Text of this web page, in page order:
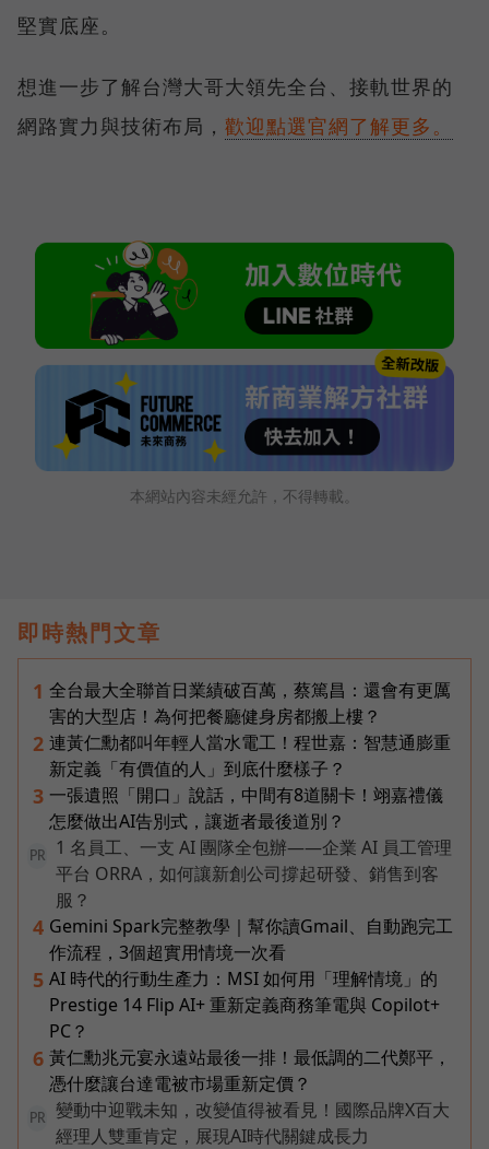
堅實底座。
想進一步了解台灣大哥大領先全台、接軌世界的
網路實力與技術布局， 歡迎點選官網了解更多。
本網站內容未經允許，不得轉載。
即時熱門文章
1 全台最大全聯首日業績破百萬，蔡篤昌：還會有更厲
害的大型店！為何把餐廳健身房都搬上樓？
2 連黃仁勳都叫年輕人當水電工！程世嘉：智慧通膨重
新定義「有價值的人」到底什麼樣子？
3 一張遺照「開口」說話，中間有8道關卡！翊嘉禮儀
怎麼做出AI告別式，讓逝者最後道別？
PR
1 名員工、一支 AI 團隊全包辦——企業 AI 員工管理
平台 ORRA，如何讓新創公司撐起研發、銷售到客
服？
4 Gemini Spark完整教學｜幫你讀Gmail、自動跑完工
作流程，3個超實用情境一次看
5 AI 時代的行動生產力：MSI 如何用「理解情境」的
Prestige 14 Flip AI+ 重新定義商務筆電與 Copilot+
PC？
6 黃仁勳兆元宴永遠站最後一排！最低調的二代鄭平，
憑什麼讓台達電被市場重新定價？
PR
變動中迎戰未知，改變值得被看見！國際品牌X百大
經理人雙重肯定，展現AI時代關鍵成長力